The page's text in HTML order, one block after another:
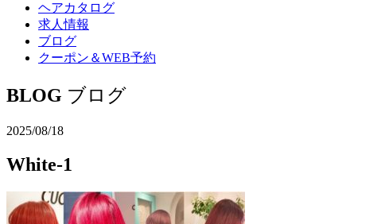
ヘアカタログ
求人情報
ブログ
クーポン＆WEB予約
BLOG ブログ
2025/08/18
White-1